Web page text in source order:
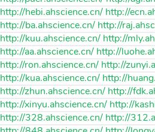
http://hebi.ahscience.cn/ http://
http://ba.ahscience.cn/ http://
http://kuu.ahscience.cn/ http://
http://aa.ahscience.cn/ http://
http://ron.ahscience.cn/ http://
http://kua.ahscience.cn/ http://
http://zhun.ahscience.cn/ http://
http://xinyu.ahscience.cn/ http://
http://328.ahscience.cn/ http://